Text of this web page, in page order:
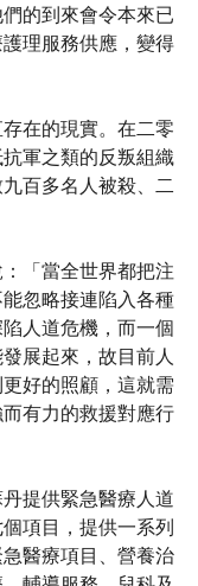
的到來會令本來已
理服務供應，變得
在的現實。在二零
軍之類的反叛組織
百多名人被殺、二
「當全世界都把注
忽略接連陷入各種
人道危機，而一個
展起來，故目前人
好的照顧，這就需
有力的救援對應行
提供緊急醫療人道
項目，提供一系列
醫療項目、營養治